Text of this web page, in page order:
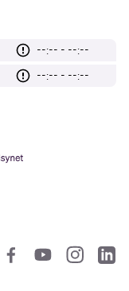
--:-- - --:--
--:-- - --:--